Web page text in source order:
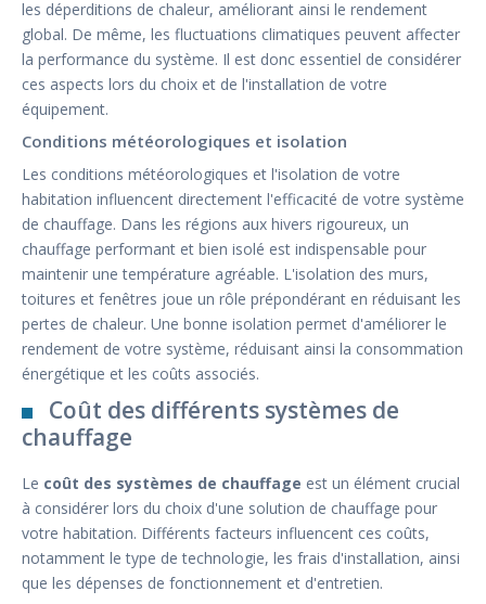
les déperditions de chaleur, améliorant ainsi le rendement
global. De même, les fluctuations climatiques peuvent affecter
la performance du système. Il est donc essentiel de considérer
ces aspects lors du choix et de l'installation de votre
équipement.
Conditions météorologiques et isolation
Les conditions météorologiques et l'isolation de votre
habitation influencent directement l'efficacité de votre système
de chauffage. Dans les régions aux hivers rigoureux, un
chauffage performant et bien isolé est indispensable pour
maintenir une température agréable. L'isolation des murs,
toitures et fenêtres joue un rôle prépondérant en réduisant les
pertes de chaleur. Une bonne isolation permet d'améliorer le
rendement de votre système, réduisant ainsi la consommation
énergétique et les coûts associés.
Coût des différents systèmes de
chauffage
Le coût des systèmes de chauffage est un élément crucial
à considérer lors du choix d'une solution de chauffage pour
votre habitation. Différents facteurs influencent ces coûts,
notamment le type de technologie, les frais d'installation, ainsi
que les dépenses de fonctionnement et d'entretien.